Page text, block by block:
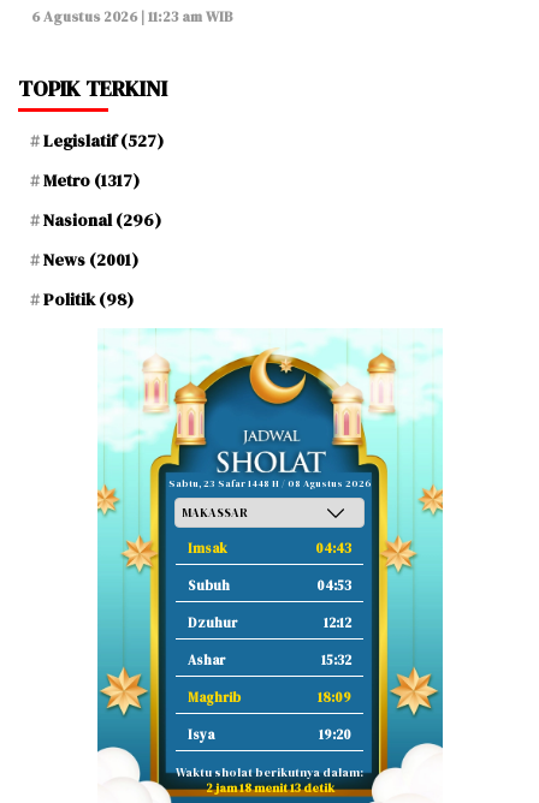
6 Agustus 2026 | 11:23 am WIB
TOPIK TERKINI
Legislatif(527)
Metro (1317)
Nasional(296)
News (2001)
Politik(98)
Sabtu, 23 Safar 1448 H / 08 Agustus 2026
Imsak 04:43
Subuh 04:53
Dzuhur 12:12
Ashar 15:32
Maghrib 18:09
Isya 19:20
Waktu sholat berikutnya dalam:
2 jam 18 menit 12 detik